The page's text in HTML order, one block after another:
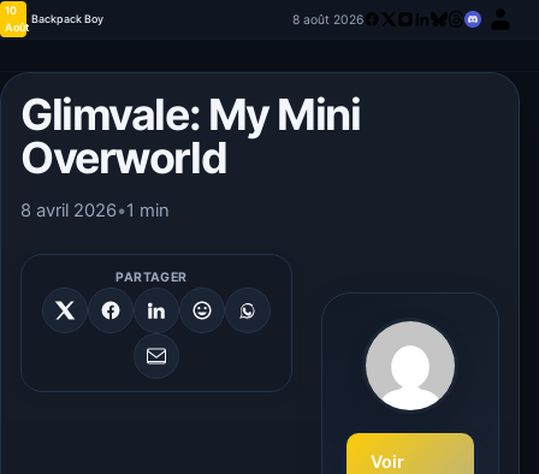
10
Août
Backpack Boy 8 août 2026
Glimvale: My Mini
Overworld
8 avril 2026•1 min
PARTAGER
Voir